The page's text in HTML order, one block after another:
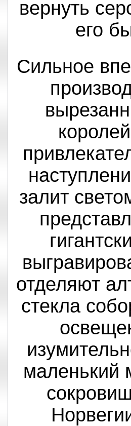
вернуть
его
Сильное
залит
отделяют
стекла
маленький